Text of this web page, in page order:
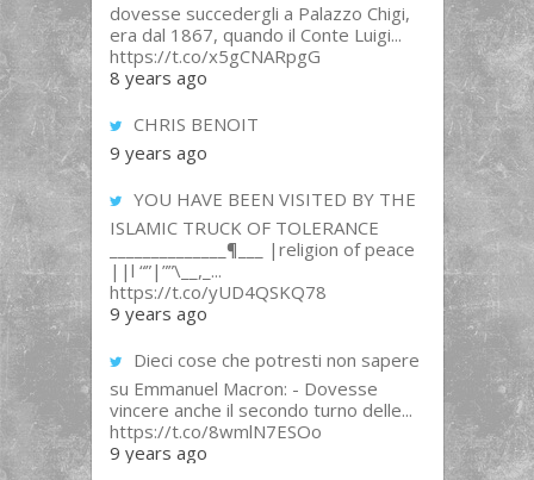
dovesse succedergli a Palazzo Chigi,
era dal 1867, quando il Conte Luigi...
https://t.co/x5gCNARpgG
8 years ago
CHRIS BENOIT
9 years ago
YOU HAVE BEEN VISITED BY THE
ISLAMIC TRUCK OF TOLERANCE
______________¶___ |religion of peace
||l “”|””\__,_...
https://t.co/yUD4QSKQ78
9 years ago
Dieci cose che potresti non sapere
su Emmanuel Macron: - Dovesse
vincere anche il secondo turno delle...
https://t.co/8wmlN7ESOo
9 years ago